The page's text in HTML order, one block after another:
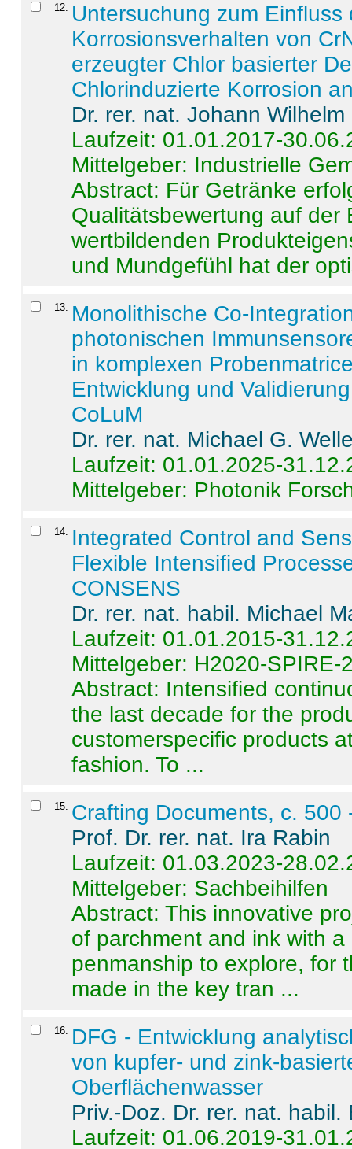
12
Untersuchung zum
Korrosionsverhalten von
erzeugter Chlor basierter
Chlorinduzierte Korrosion
Dr. rer. nat. Johann
Laufzeit: 01.01.2017-
Mittelgeber: Industrielle
Abstract: Für Getränke
Qualitätsbewertung auf der
wertbildenden
und Mundgefühl hat der
13
Monolithische Co-
photonischen
in komplexen
Entwicklung und
CoLuM
Dr. rer. nat. Michael G.
Laufzeit: 01.01.2025-
Mittelgeber: Photonik
14
Integrated Control and
Flexible Intensified
CONSENS
Dr. rer. nat. habil. Michael
Laufzeit: 01.01.2015-
Mittelgeber: H2020-SPIRE-
Abstract: Intensified
the last decade for the
customerspecific products
fashion. To ...
15 Crafting Documents, c. 500
Prof. Dr. rer. nat. Ira Rabin
Laufzeit: 01.03.2023-
Mittelgeber: Sachbeihilfen
Abstract:This innovative
of parchment and ink with
penmanship to explore, for
made in the key tran ...
16
DFG - Entwicklung
von kupfer- und zink-
Oberflächenwasser
Priv.-Doz. Dr. rer. nat.
Laufzeit: 01.06.2019-